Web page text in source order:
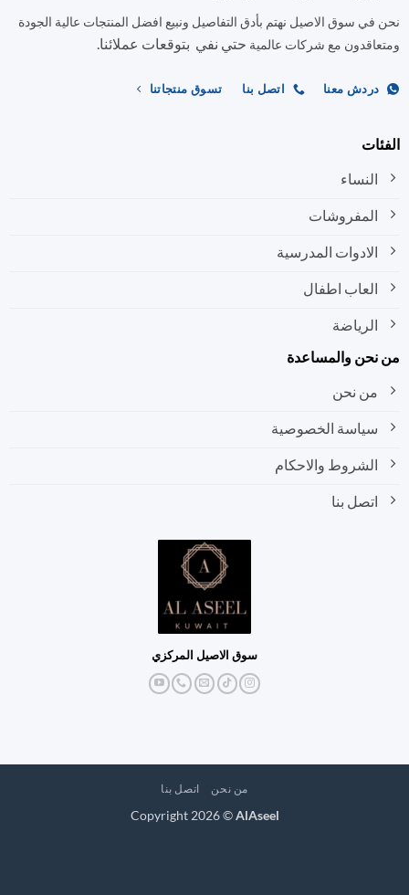
سوق الاصيل نهتم بأدق التفاصيل ونبيع افضل المنتجات عالية الجودة
مع شركات عالميةحتي نفي بتوقعات عملائنا.
دردش معنا اتصل بنا تسوق منتجاتنا
النساء
المفروشات
الادوات المدرسية
العاب اطفال
الرياضة
والمساعدة
من نحن
سياسة الخصوصية
الشروط والاحكام
اتصل بنا
سوق الاصيل المركزي
من نحن اتصل بنا
Copyright 2026 ©AlAseel